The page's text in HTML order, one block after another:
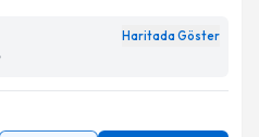
Haritada Göster